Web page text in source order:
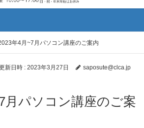
年4月~7月パソコン講座のご案内
新日時 : 2023年3月27日
saposute@clca.jp